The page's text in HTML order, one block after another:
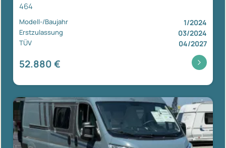
464
Modell-/Baujahr 1/2024
Erstzulassung 03/2024
TÜV 04/2027
52.880 €